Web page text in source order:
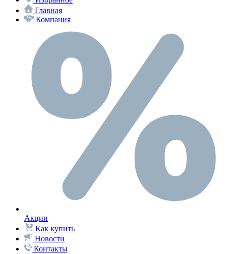
Главная
Компания
Акции
Как купить
Новости
Контакты